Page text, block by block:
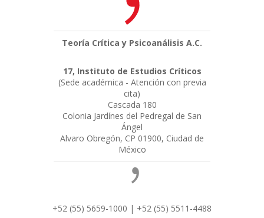
Teoría Crítica y Psicoanálisis A.C.
17, Instituto de Estudios Críticos
(Sede académica - Atención con previa
cita)
Cascada 180
Colonia Jardínes del Pedregal de San
Ángel
Alvaro Obregón, CP 01900, Ciudad de
México
+52 (55) 5659-1000 | +52 (55) 5511-4488